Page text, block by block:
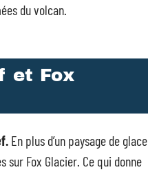
du volcan.
et Fox
En plus d’un paysage de glace
sur Fox Glacier. Ce qui donne